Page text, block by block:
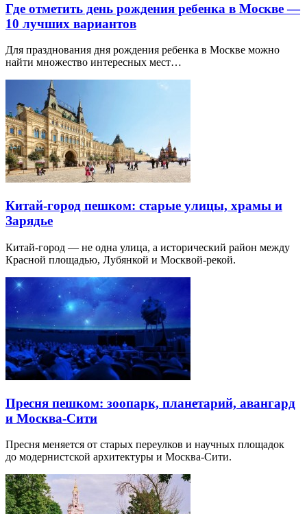
Где отметить день рождения ребенка в Москве —
10 лучших вариантов
Для празднования дня рождения ребенка в Москве можно
найти множество интересных мест…
Китай-город пешком: старые улицы, храмы и
Зарядье
Китай-город — не одна улица, а исторический район между
Красной площадью, Лубянкой и Москвой-рекой.
Пресня пешком: зоопарк, планетарий, авангард
и Москва-Сити
Пресня меняется от старых переулков и научных площадок
до модернистской архитектуры и Москва-Сити.